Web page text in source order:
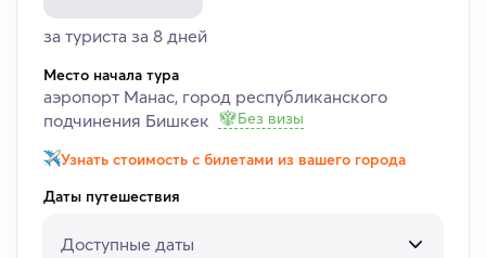
за туриста за 8 дней
Место начала тура
аэропорт Манас, город республиканского
подчинения Бишкек
Без визы
Узнать стоимость с билетами из вашего города
Даты путешествия
Доступные даты